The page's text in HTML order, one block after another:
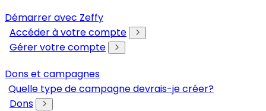
Démarrer avec Zeffy
Accéder à votre compte
Gérer votre compte
Dons et campagnes
Quelle type de campagne devrais-je créer?
Dons